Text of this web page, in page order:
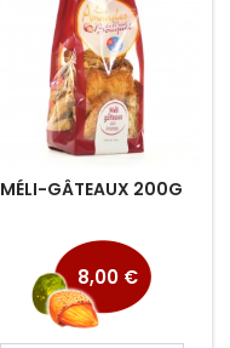
MÉLI-GÂTEAUX 200G
Prix
8,00 €